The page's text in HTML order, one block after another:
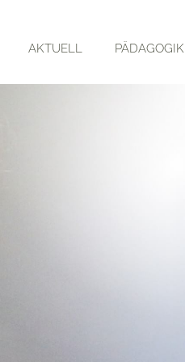
AKTUELL PÄDAGOGIK